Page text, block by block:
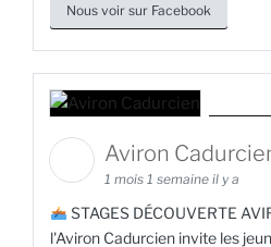
Nous voir sur Facebook
Aviron
1 mois 1 semaine il y a
STAGES DÉCOUVERTE
l'Aviron Cadurcien invite les